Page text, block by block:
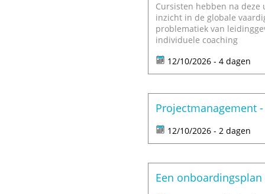
Cursisten hebben na
inzicht in de globale
problematiek van
individuele coaching
12/10/2026 - 4 dagen
Projectmanagement
12/10/2026 - 2 dagen
Een